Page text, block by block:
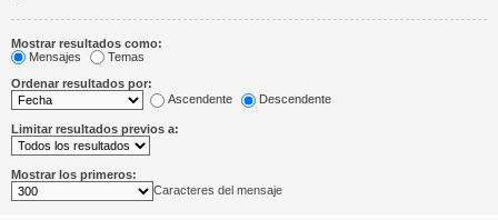
Mostrar resultados como:
Mensajes
Temas
Ordenar resultados por:
Ascendente
Descendente
Limitar resultados previos a:
Mostrar los primeros:
Caracteres del mensaje